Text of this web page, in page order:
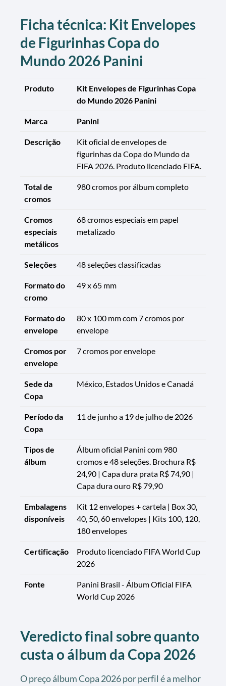
Ficha técnica: Kit Envelopes
de Figurinhas Copa do
Mundo 2026 Panini
Produto
Kit Envelopes de Figurinhas Copa
do Mundo 2026 Panini
Marca Panini
Descrição
Kit oficial de envelopes de
figurinhas da Copa do Mundo da
FIFA 2026. Produto licenciado FIFA.
Total de
cromos
980 cromos por álbum completo
Cromos
especiais
metálicos
68 cromos especiais em papel
metalizado
Seleções 48 seleções classificadas
Formato do
cromo
49 x 65 mm
Formato do
envelope
80 x 100 mm com 7 cromos por
envelope
Cromos por
envelope
7 cromos por envelope
Sede da
Copa
México, Estados Unidos e Canadá
Período da
Copa
11 de junho a 19 de julho de 2026
Tipos de
álbum
Álbum oficial Panini com 980
cromos e 48 seleções. Brochura R$
24,90 | Capa dura prata R$ 74,90 |
Capa dura ouro R$ 79,90
Embalagens
disponíveis
Kit 12 envelopes + cartela | Box 30,
40, 50, 60 envelopes | Kits 100, 120,
180 envelopes
Certificação
Produto licenciado FIFA World Cup
2026
Fonte
Panini Brasil - Álbum Oficial FIFA
World Cup 2026
Veredicto final sobre quanto
custa o álbum da Copa 2026
O preço álbum Copa 2026 por perfil é a melhor